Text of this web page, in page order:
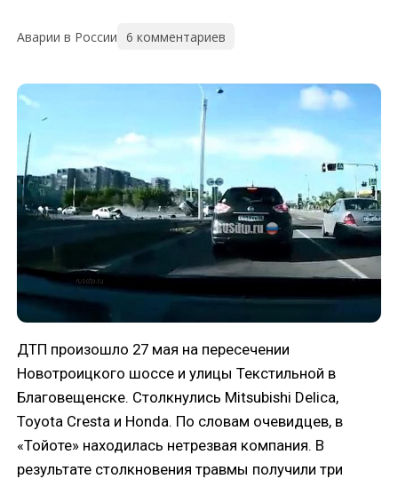
Аварии в России 6 комментариев
ДТП произошло 27 мая на пересечении
Новотроицкого шоссе и улицы Текстильной в
Благовещенске. Столкнулись Mitsubishi Delica,
Toyota Cresta и Honda. По словам очевидцев, в
«Тойоте» находилась нетрезвая компания. В
результате столкновения травмы получили три